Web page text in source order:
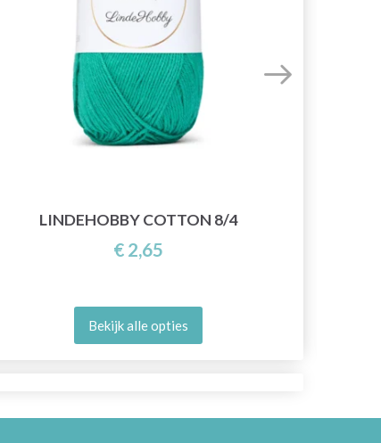
LINDEHOBBY COTTON 8/4
€ 2,65
Bekijk alle opties